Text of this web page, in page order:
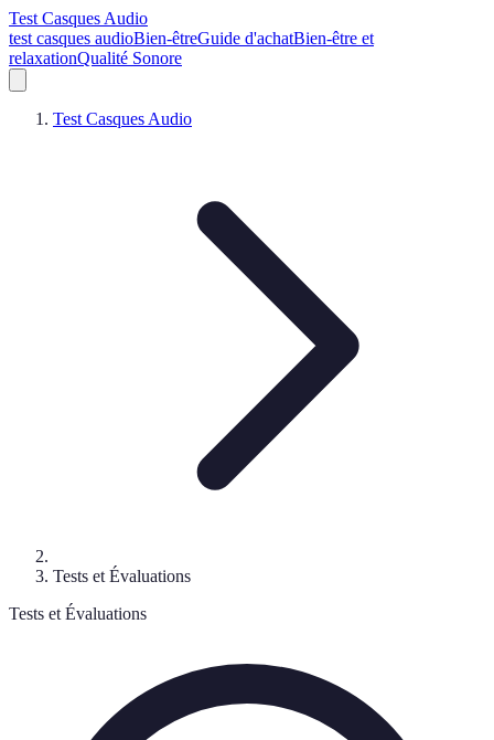
Test Casques Audio
test casques audioBien-êtreGuide d'achatBien-être et
relaxationQualité Sonore
Test Casques Audio
Tests et Évaluations
Tests et Évaluations